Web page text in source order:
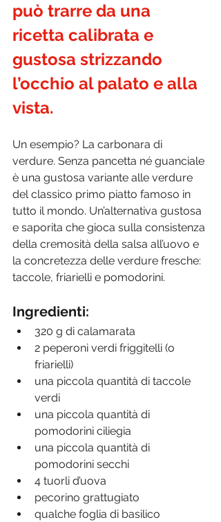
può trarre da una
ricetta calibrata e
gustosa strizzando
l’occhio al palato e alla
vista.
Un esempio? La carbonara di
verdure. Senza pancetta né guanciale
è una gustosa variante alle verdure
del classico primo piatto famoso in
tutto il mondo. Un’alternativa gustosa
e saporita che gioca sulla consistenza
della cremosità della salsa all’uovo e
la concretezza delle verdure fresche:
taccole, friarielli e pomodorini.
Ingredienti:
320 g di calamarata
2 peperoni verdi friggitelli (o
friarielli)
una piccola quantità di taccole
verdi
una piccola quantità di
pomodorini ciliegia
una piccola quantità di
pomodorini secchi
4 tuorli d’uova
pecorino grattugiato
qualche foglia di basilico